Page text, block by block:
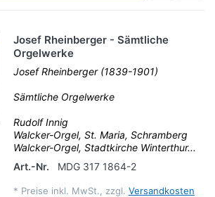
Josef Rheinberger - Sämtliche
Orgelwerke
Josef Rheinberger (1839-1901)
Sämtliche Orgelwerke
Rudolf Innig
Walcker-Orgel, St. Maria, Schramberg
Walcker-Orgel, Stadtkirche Winterthur...
Art.-Nr.
MDG 317 1864-2
* Preise inkl. MwSt., zzgl. Versandkosten